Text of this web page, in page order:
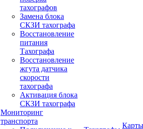
тахографов
Замена блока
СКЗИ тахографа
Восстановление
питания
Тахографа
Восстановление
жгута датчика
скорости
тахографа
Активация блока
СКЗИ тахографа
Мониторинг
транспорта
Карты